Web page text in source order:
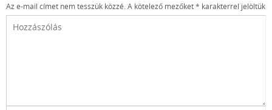
Az e-mail címet nem tesszük közzé.A kötelező mezőket* karakterrel jelöltük